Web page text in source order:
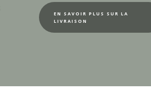
EN SAVOIR PLUS SUR LA
LIVRAISON